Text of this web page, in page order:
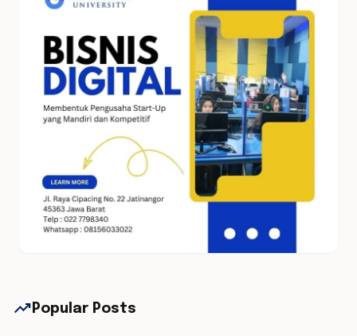
trending_up Popular Posts